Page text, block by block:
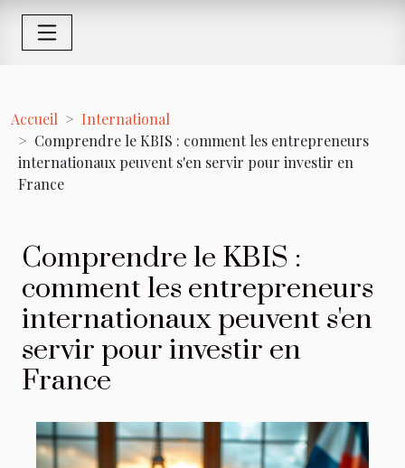
Accueil
International
Comprendre le KBIS : comment les entrepreneurs
internationaux peuvent s'en servir pour investir en
France
Comprendre le KBIS :
comment les entrepreneurs
internationaux peuvent s'en
servir pour investir en
France